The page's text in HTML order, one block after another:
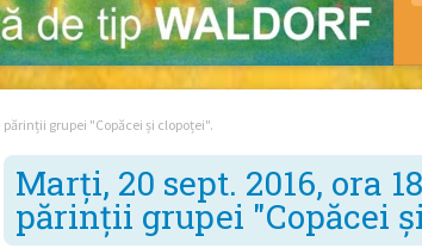
grupei "Copăcei și clopoței".
Marți, 20 sept. 2016, ora
părinții grupei "Copăcei